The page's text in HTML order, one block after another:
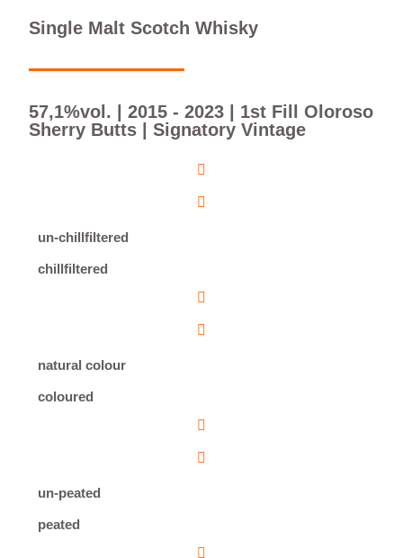
Single Malt Scotch Whisky
57,1%vol. | 2015 - 2023 | 1st Fill Oloroso
Sherry Butts | Signatory Vintage
un-chillfiltered
chillfiltered
natural colour
coloured
un-peated
peated